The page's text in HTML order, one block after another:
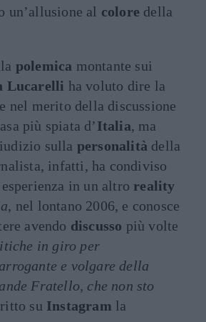
un’allusione al colore della
polemica montante sui
Lucarelli ha voluto dire la
nel merito della discussione
più spiata d’Italia, ma
sulla personalità della
infatti, ha condiviso
in un altro reality
, nel lontano 2006, e conosce
avendo discusso più volte
in giro per
e volgare della
Fratello, che non sto
su Instagram la